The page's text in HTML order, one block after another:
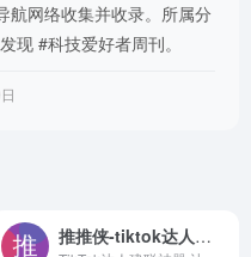
航网络收集并收录。所属分
现 #科技爱好者周刊。
推推侠-tiktok达人建联